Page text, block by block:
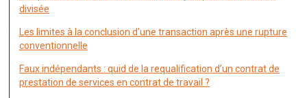
divisée
Les limites à la conclusion d’une transaction après une rupture
conventionnelle
Faux indépendants : quid de la requalification d’un contrat de
prestation de services en contrat de travail ?